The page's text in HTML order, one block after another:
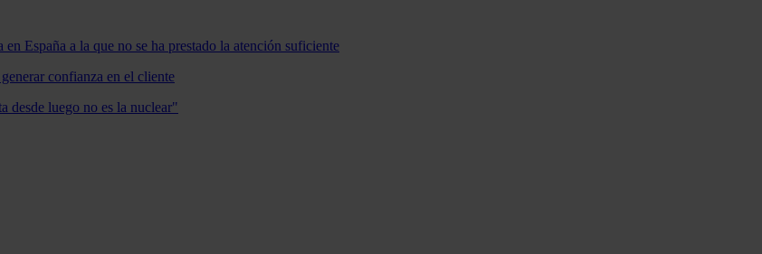
España a la que no se ha prestado la atención suficiente
confianza en el cliente
desde luego no es la nuclear"